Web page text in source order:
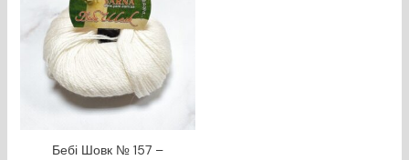
Бебі Шовк № 157 –